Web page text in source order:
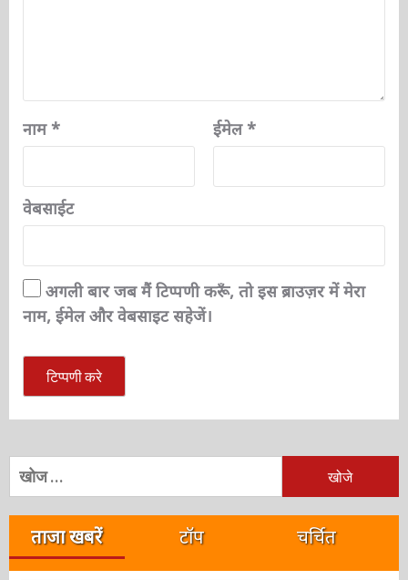
अगली बार जब मैं टिप्पणी करूँ, तो इस ब्राउज़र में मेरा
निम्न
को
खोजें:
ताजा खबरें टॉप चर्चित